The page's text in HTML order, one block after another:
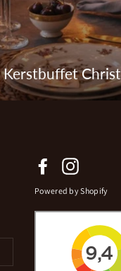
Kerstbuffet
Facebook
Powered by Shopify